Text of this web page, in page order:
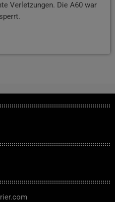
Verletzungen. Die A60 war